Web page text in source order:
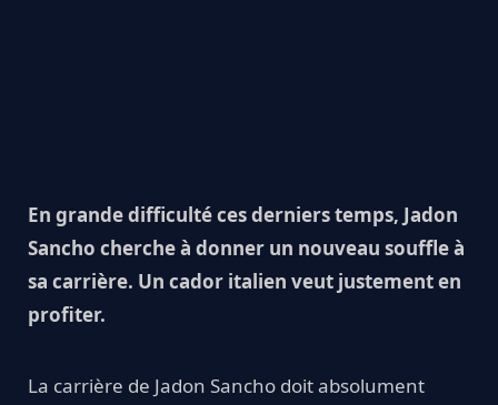
En grande difficulté ces derniers temps, Jadon
Sancho cherche à donner un nouveau souffle à
sa carrière. Un cador italien veut justement en
profiter.
La carrière de Jadon Sancho doit absolument